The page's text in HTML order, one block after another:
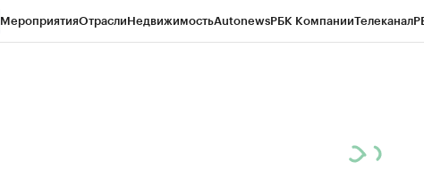
МероприятияОтраслиНедвижимостьAutonewsРБК КомпанииТелеканал